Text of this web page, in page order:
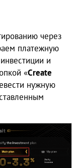
через
платежную
и
«Create
нужную